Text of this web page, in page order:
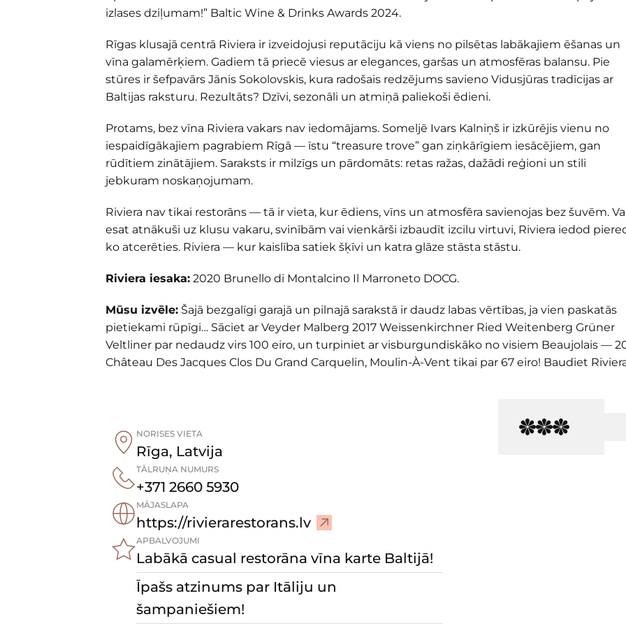
izlases dziļumam!” Baltic Wine & Drinks Awards 2024.
Rīgas klusajā centrā Riviera ir izveidojusi reputāciju kā viens no pilsētas labākajiem ēšanas un
vīna galamērķiem. Gadiem tā priecē viesus ar elegances, garšas un atmosfēras balansu. Pie
stūres ir šefpavārs Jānis Sokolovskis, kura radošais redzējums savieno Vidusjūras tradīcijas ar
Baltijas raksturu. Rezultāts? Dzīvi, sezonāli un atmiņā paliekoši ēdieni.
Protams, bez vīna Riviera vakars nav iedomājams. Someljē Ivars Kalniņš ir izkūrējis vienu no
iespaidīgākajiem pagrabiem Rīgā — īstu “treasure trove” gan ziņkārīgiem iesācējiem, gan
rūdītiem zinātājiem. Saraksts ir milzīgs un pārdomāts: retas ražas, dažādi reģioni un stili
jebkuram noskaņojumam.
Riviera nav tikai restorāns — tā ir vieta, kur ēdiens, vīns un atmosfēra savienojas bez šuvēm.
esat atnākuši uz klusu vakaru, svinībām vai vienkārši izbaudīt izcilu virtuvi, Riviera iedod
ko atcerēties. Riviera — kur kaislība satiek šķīvi un katra glāze stāsta stāstu.
Riviera iesaka: 2020 Brunello di Montalcino Il Marroneto DOCG.
Mūsu izvēle: Šajā bezgalīgi garajā un pilnajā sarakstā ir daudz labas vērtības, ja vien paskatās
pietiekami rūpīgi… Sāciet ar Veyder Malberg 2017 Weissenkirchner Ried Weitenberg Grüner
Veltliner par nedaudz virs 100 eiro, un turpiniet ar visburgundiskāko no visiem Beaujolais —
Château Des Jacques Clos Du Grand Carquelin, Moulin-À-Vent tikai par 67 eiro! Baudiet
NORISES VIETA
Rīga, Latvija
TĀLRUŅA NUMURS
+371 2660 5930
MĀJASLAPA
https://rivierarestorans.lv
p
m
e
APBALVOJUMI
Labākā casual restorāna vīna karte Baltijā!
Īpašs atzinums par Itāliju un
šampaniešiem!